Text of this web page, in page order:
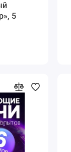
5